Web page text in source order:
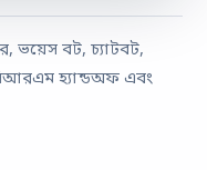
ভয়েস বট, চ্যাটবট,
হ্যান্ডঅফ এবং